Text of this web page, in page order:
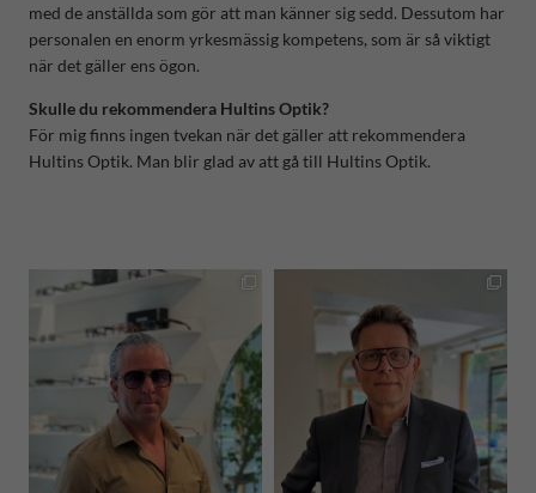
med de anställda som gör att man känner sig sedd. Dessutom har
personalen en enorm yrkesmässig kompetens, som är så viktigt
när det gäller ens ögon.
Skulle du rekommendera Hultins Optik?
För mig finns ingen tvekan när det gäller att rekommendera
Hultins Optik. Man blir glad av att gå till Hultins Optik.
hultinsoptik
Jul 7
Jun 24